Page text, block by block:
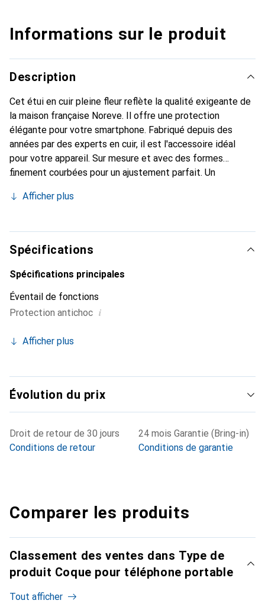
Informations sur le produit
Description
Cet étui en cuir pleine fleur reflète la qualité exigeante de
la maison française Noreve. Il offre une protection
élégante pour votre smartphone. Fabriqué depuis des
années par des experts en cuir, il est l'accessoire idéal
pour votre appareil. Sur mesure et avec des formes
finement courbées pour un ajustement parfait. Un
smartphone. La marque Noreve est reconnue
reste toujours un excellent choix pour le client exigeant.
Afficher plus
Spécifications
Spécifications principales
Éventail de fonctions
Protection antichoc i
Afficher plus
Évolution du prix
Droit de retour de 30 jours
Conditions de retour
24 mois Garantie (Bring-in)
Conditions de garantie
Comparer les produits
Classement des ventes dans Type de
produit Coque pour téléphone portable
Tout afficher